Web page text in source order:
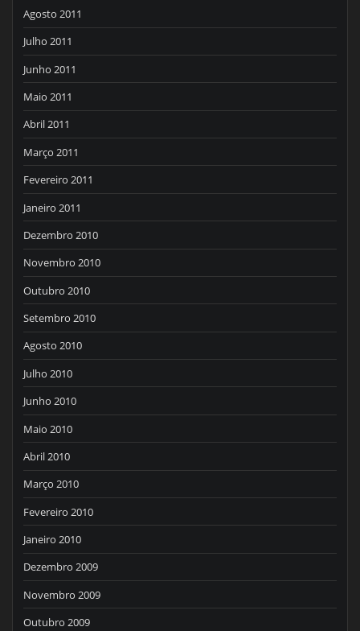
Agosto 2011
Julho 2011
Junho 2011
Maio 2011
Abril 2011
Março 2011
Fevereiro 2011
Janeiro 2011
Dezembro 2010
Novembro 2010
Outubro 2010
Setembro 2010
Agosto 2010
Julho 2010
Junho 2010
Maio 2010
Abril 2010
Março 2010
Fevereiro 2010
Janeiro 2010
Dezembro 2009
Novembro 2009
Outubro 2009